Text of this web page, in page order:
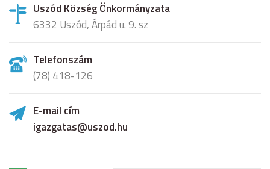
Uszód Község Önkormányzata
6332 Uszód, Árpád u. 9. sz
Telefonszám
(78) 418-126
E-mail cím
igazgatas@uszod.hu